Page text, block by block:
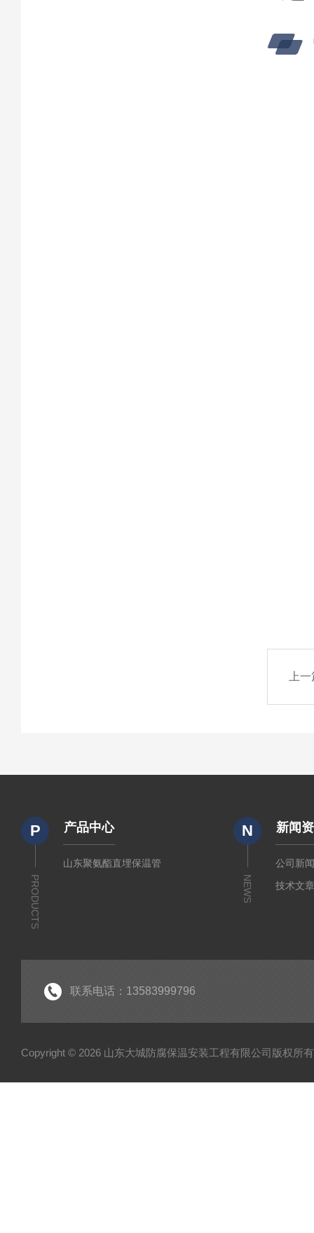
上
P
PRODUCTS
产品中心
山东聚氨酯直埋保温管
N
NEWS
新闻
公司新
技术文
联系电话：13583999796
Copyright © 2026 山东大城防腐保温安装工程有限公司版权所